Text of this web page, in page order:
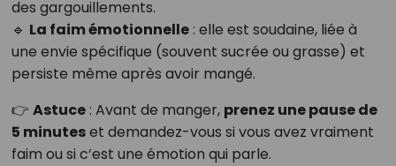
des gargouillements.
🔹 La faim émotionnelle: elle est soudaine, liée à
une envie spécifique (souvent sucrée ou grasse) et
persiste même après avoir mangé.
👉 Astuce: Avant de manger, prenez une pause de
5 minuteset demandez-vous si vous avez vraiment
faim ou si c’est une émotion qui parle.